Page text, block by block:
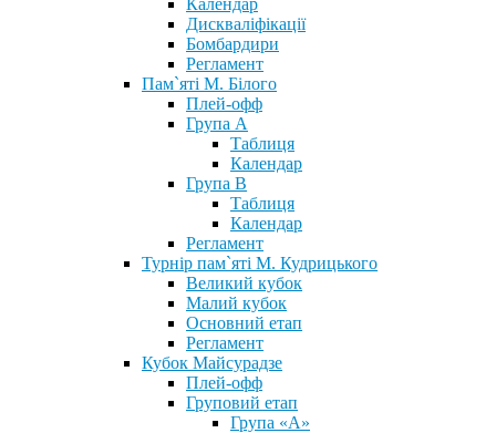
Календар
Дискваліфікації
Бомбардири
Регламент
Пам`яті М. Білого
Плей-офф
Група А
Таблиця
Календар
Група В
Таблиця
Календар
Регламент
Турнір пам`яті М. Кудрицького
Великий кубок
Малий кубок
Основний етап
Регламент
Кубок Майсурадзе
Плей-офф
Груповий етап
Група «А»